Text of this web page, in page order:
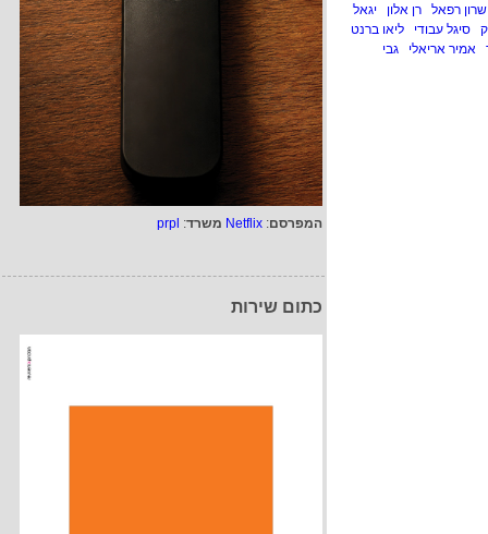
המפרסם:
Netflix משרד:
prpl
כתום שירות
שרון רפאל
רן אלון
יגאל
סיגל עבודי
ליאו ברנט
אמיר אריאלי גבי